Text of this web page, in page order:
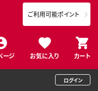
ージ お気に入り カート
ご利用可能ポイント
ログイン